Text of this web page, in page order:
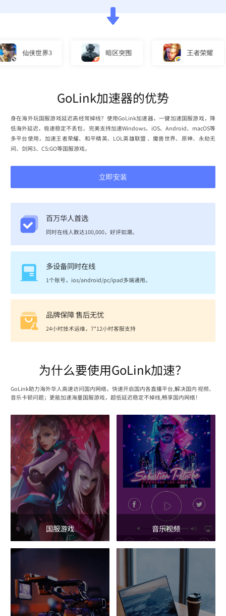
仙侠世界3 暗区突围 王者荣耀
GoLink加速器的优势
身在海外玩国服游戏延迟高经常掉线？使用GoLink加速器，一键加速国服游戏，降
低海外延迟，极速稳定不丢包，完美支持加速Windows、iOS、Android、macOS等
多平台使用，加速王者荣耀、和平精英、LOL英雄联盟 、魔兽世界、原神、永劫无
间、剑网3、CS:GO等国服游戏。
立即安装
百万华人首选
同时在线人数达100,000，好评如潮。
多设备同时在线
1个账号，ios/android/pc/ipad多端通用。
品牌保障 售后无忧
24小时技术运维，7*12小时客服支持
为什么要使用GoLink加速？
GoLink助力海外华人高速访问国内网络，快速开启国内各直播平台,解决国内 视频、
音乐卡顿问题；更能加速海量国服游戏，超低延迟稳定不掉线,畅享国内网络！
国服游戏 音乐视频